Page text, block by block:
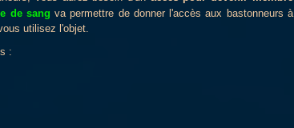
de sang va permettre de donner l'accès aux bastonneurs à
utilisez l'objet.
: